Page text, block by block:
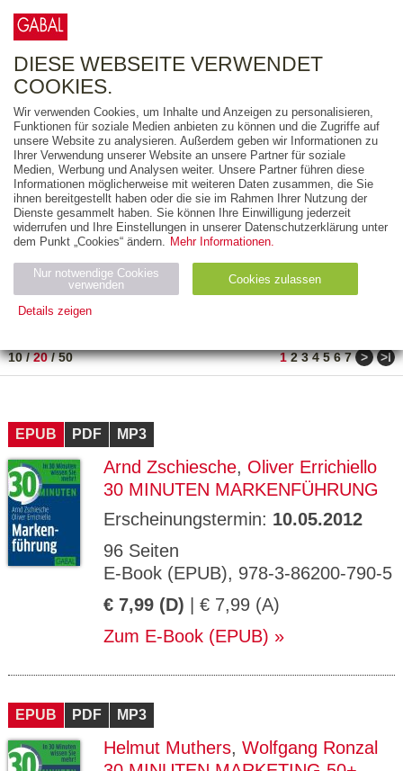
FREITEXT
AUSGABEART
AUS DER REIHE
ZUM THEMA
Neuerscheinung
Bestseller
PREIS
10/20/50 1 2 3 4 5 6 7 > >ǀ
EPUB PDF MP3
Arnd Zschiesche, Oliver Errichiello
30 MINUTEN MARKENFÜHRUNG
Erscheinungstermin: 10.05.2012
96 Seiten
E-Book (EPUB), 978-3-86200-790-5
€ 7,99 (D) | € 7,99 (A)
Zum E-Book (EPUB)
EPUB PDF MP3
Helmut Muthers, Wolfgang Ronzal
DIESE WEBSEITE VERWENDET
COOKIES.
Wir verwenden Cookies, um Inhalte und Anzeigen zu personalisieren,
Funktionen für soziale Medien anbieten zu können und die Zugriffe auf
unsere Website zu analysieren. Außerdem geben wir Informationen zu
Ihrer Verwendung unserer Website an unsere Partner für soziale
Medien, Werbung und Analysen weiter. Unsere Partner führen diese
Informationen möglicherweise mit weiteren Daten zusammen, die Sie
ihnen bereitgestellt haben oder die sie im Rahmen Ihrer Nutzung der
Dienste gesammelt haben. Sie können Ihre Einwilligung jederzeit
widerrufen und Ihre Einstellungen in unserer Datenschutzerklärung unter
dem Punkt „Cookies“ ändern. Mehr Informationen.
Nur notwendige Cookies
verwenden
Cookies zulassen
Details zeigen
Name Zweck
Ty
ESSION
_ID
verlag.
de
Session verwendet
GV_CO
OKIES
gabal-
de
Speichert den Zustimmungsstatus des
Benutzers für Cookies auf der aktuellen
Domäne.
90
ge
H
T
T
P